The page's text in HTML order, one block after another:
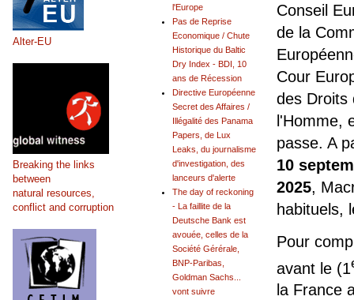
Conseil
de la
Cour
des Droits
l'Homme,
passe. A
10
2025,
habituels,
Pour
avant le (1
la France
l'Europe
Pas de Reprise
Economique / Chute
Historique du Baltic
Dry Index - BDI, 10
ans de Récession
Directive Européenne
Secret des Affaires /
Illégalité des Panama
Papers, de Lux
Leaks, du journalisme
d'investigation, des
lanceurs d'alerte
The day of reckoning
- La faillite de la
Deutsche Bank est
avouée, celles de la
Société Gérérale,
BNP-Paribas,
Goldman Sachs...
vont suivre
Alter-EU
Breaking the links
between
natural resources,
conflict and corruption